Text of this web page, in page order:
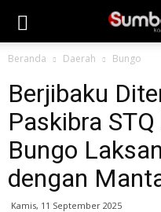
Beranda Daerah Bungo
Berjibaku
Paskibra
Bungo
dengan
Kamis, 11 September 2025